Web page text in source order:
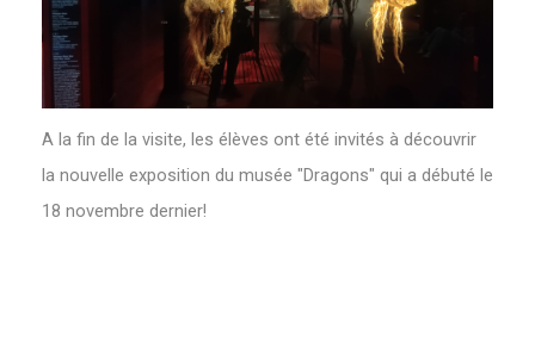
A la fin de la visite, les élèves ont été invités à découvrir
la nouvelle exposition du musée "Dragons" qui a débuté le
18 novembre dernier!